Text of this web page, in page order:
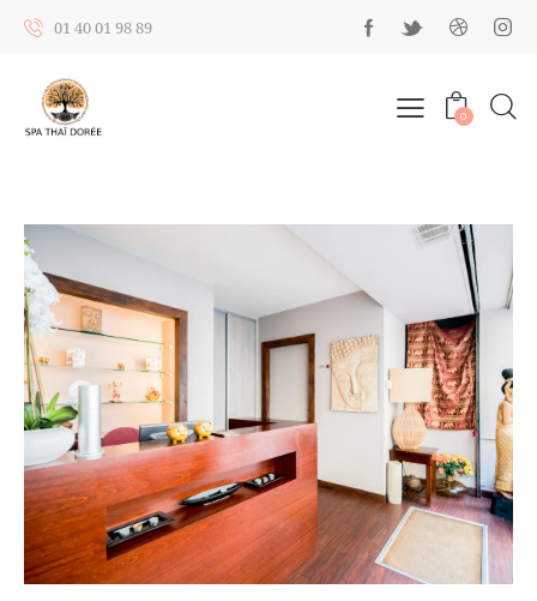
01 40 01 98 89
0